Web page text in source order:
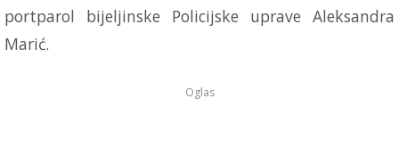
portparol bijeljinske Policijske uprave Aleksandra
Marić.
Oglas